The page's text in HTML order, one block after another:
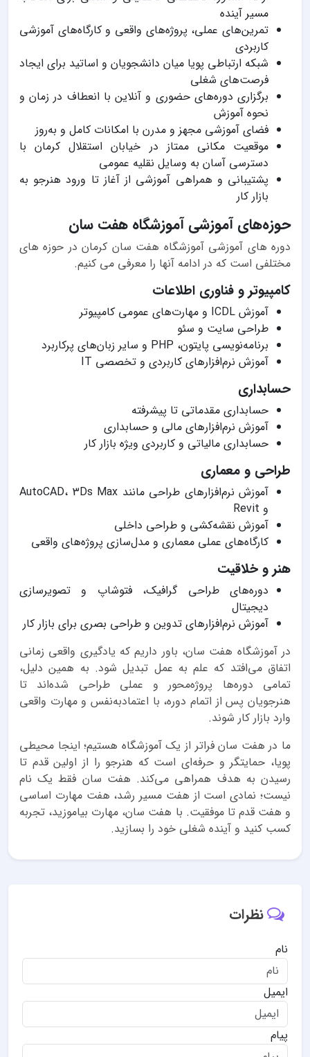
مسیر آینده
تمرین‌های عملی، پروژه‌های واقعی و کارگاه‌های آموزشی
کاربردی
شبکه ارتباطی پویا میان دانشجویان و اساتید برای ایجاد
فرصت‌های شغلی
برگزاری دوره‌های حضوری و آنلاین با انعطاف در زمان و
نحوه آموزش
فضای آموزشی مجهز و مدرن با امکانات کامل و به‌روز
موقعیت مکانی ممتاز در خیابان استقلال کرمان با
دسترسی آسان به وسایل نقلیه عمومی
پشتیبانی و همراهی آموزشی از آغاز تا ورود هنرجو به
بازار کار
حوزه‌های آموزشی آموزشگاه هفت سان
دوره های آموزشی آموزشگاه هفت سان کرمان در حوزه های
مختلفی است که در ادامه آنها را معرفی می کنیم.
کامپیوتر و فناوری اطلاعات
آموزش ICDL و مهارت‌های عمومی کامپیوتر
طراحی سایت و سئو
برنامه‌نویسی پایتون، PHP و سایر زبان‌های پرکاربرد
آموزش نرم‌افزارهای کاربردی و تخصصی IT
حسابداری
حسابداری مقدماتی تا پیشرفته
آموزش نرم‌افزارهای مالی و حسابداری
حسابداری مالیاتی و کاربردی ویژه بازار کار
طراحی و معماری
آموزش نرم‌افزارهای طراحی مانند AutoCAD، 3Ds Max
و Revit
آموزش نقشه‌کشی و طراحی داخلی
کارگاه‌های عملی معماری و مدل‌سازی پروژه‌های واقعی
هنر و خلاقیت
دوره‌های طراحی گرافیک، فتوشاپ و تصویرسازی
دیجیتال
آموزش نرم‌افزارهای تدوین و طراحی بصری برای بازار کار
در آموزشگاه هفت سان، باور داریم که یادگیری واقعی زمانی
اتفاق می‌افتد که علم به عمل تبدیل شود. به همین دلیل،
تمامی دوره‌ها پروژه‌محور و عملی طراحی شده‌اند تا
هنرجویان پس از اتمام دوره، با اعتمادبه‌نفس و مهارت واقعی
وارد بازار کار شوند.
ما در هفت سان فراتر از یک آموزشگاه هستیم؛ اینجا محیطی
پویا، حمایتگر و حرفه‌ای است که هنرجو را از اولین قدم تا
رسیدن به هدف همراهی می‌کند. هفت سان فقط یک نام
نیست؛ نمادی است از هفت مسیر رشد، هفت مهارت اساسی
و هفت قدم تا موفقیت. با هفت سان، مهارت بیاموزید، تجربه
کسب کنید و آینده شغلی خود را بسازید.
نظرات
نام
ایمیل
پیام